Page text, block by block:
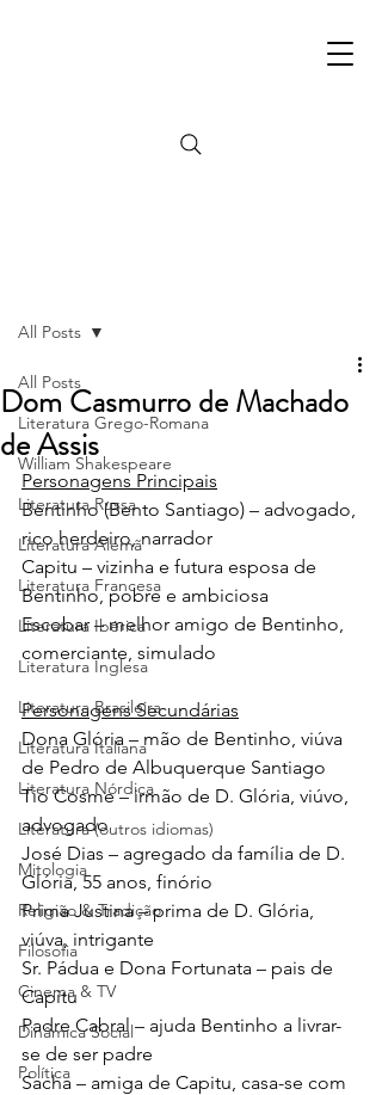
All Posts
Literatura Grego-Romana
William Shakespeare
Literatura Russa
Literatura Alemã
Literatura Francesa
Literatura Ibérica
Literatura Inglesa
Literatura Brasileira
Literatura Italiana
Literatura Nórdica
Literatura (outros idiomas)
Mitologia
Religião & Tradição
Filosofia
Cinema & TV
Dinâmica Social
Política
All Posts
Dom Casmurro de Machado
de Assis
Personagens Principais
Bentinho (Bento Santiago) – advogado,
rico herdeiro, narrador
Capitu – vizinha e futura esposa de
Bentinho, pobre e ambiciosa
Escobar – melhor amigo de Bentinho,
comerciante, simulado
Personagens Secundárias
Dona Glória – mão de Bentinho, viúva
de Pedro de Albuquerque Santiago
Tio Cosme – irmão de D. Glória, viúvo,
advogado
José Dias – agregado da família de D.
Glória, 55 anos, finório
Prima Justina – prima de D. Glória,
viúva, intrigante
Sr. Pádua e Dona Fortunata – pais de
Capitu
Padre Cabral – ajuda Bentinho a livrar-
se de ser padre
Sacha – amiga de Capitu, casa-se com